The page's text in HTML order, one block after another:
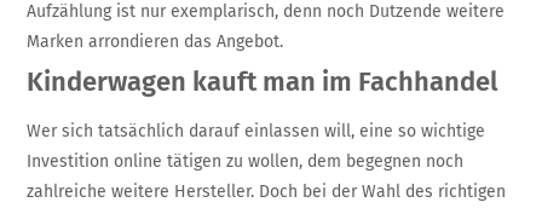
Aufzählung ist nur exemplarisch, denn noch Dutzende weitere
Marken arrondieren das Angebot.
Kinderwagen kauft man im Fachhandel
Wer sich tatsächlich darauf einlassen will, eine so wichtige
Investition online tätigen zu wollen, dem begegnen noch
zahlreiche weitere Hersteller. Doch bei der Wahl des richtigen